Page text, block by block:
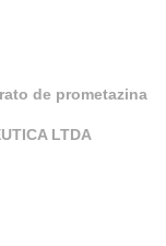
de prometazina
LTDA